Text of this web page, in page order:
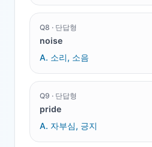
Q8 · 단답형
noise
A. 소리, 소음
Q9 · 단답형
pride
A. 자부심, 긍지